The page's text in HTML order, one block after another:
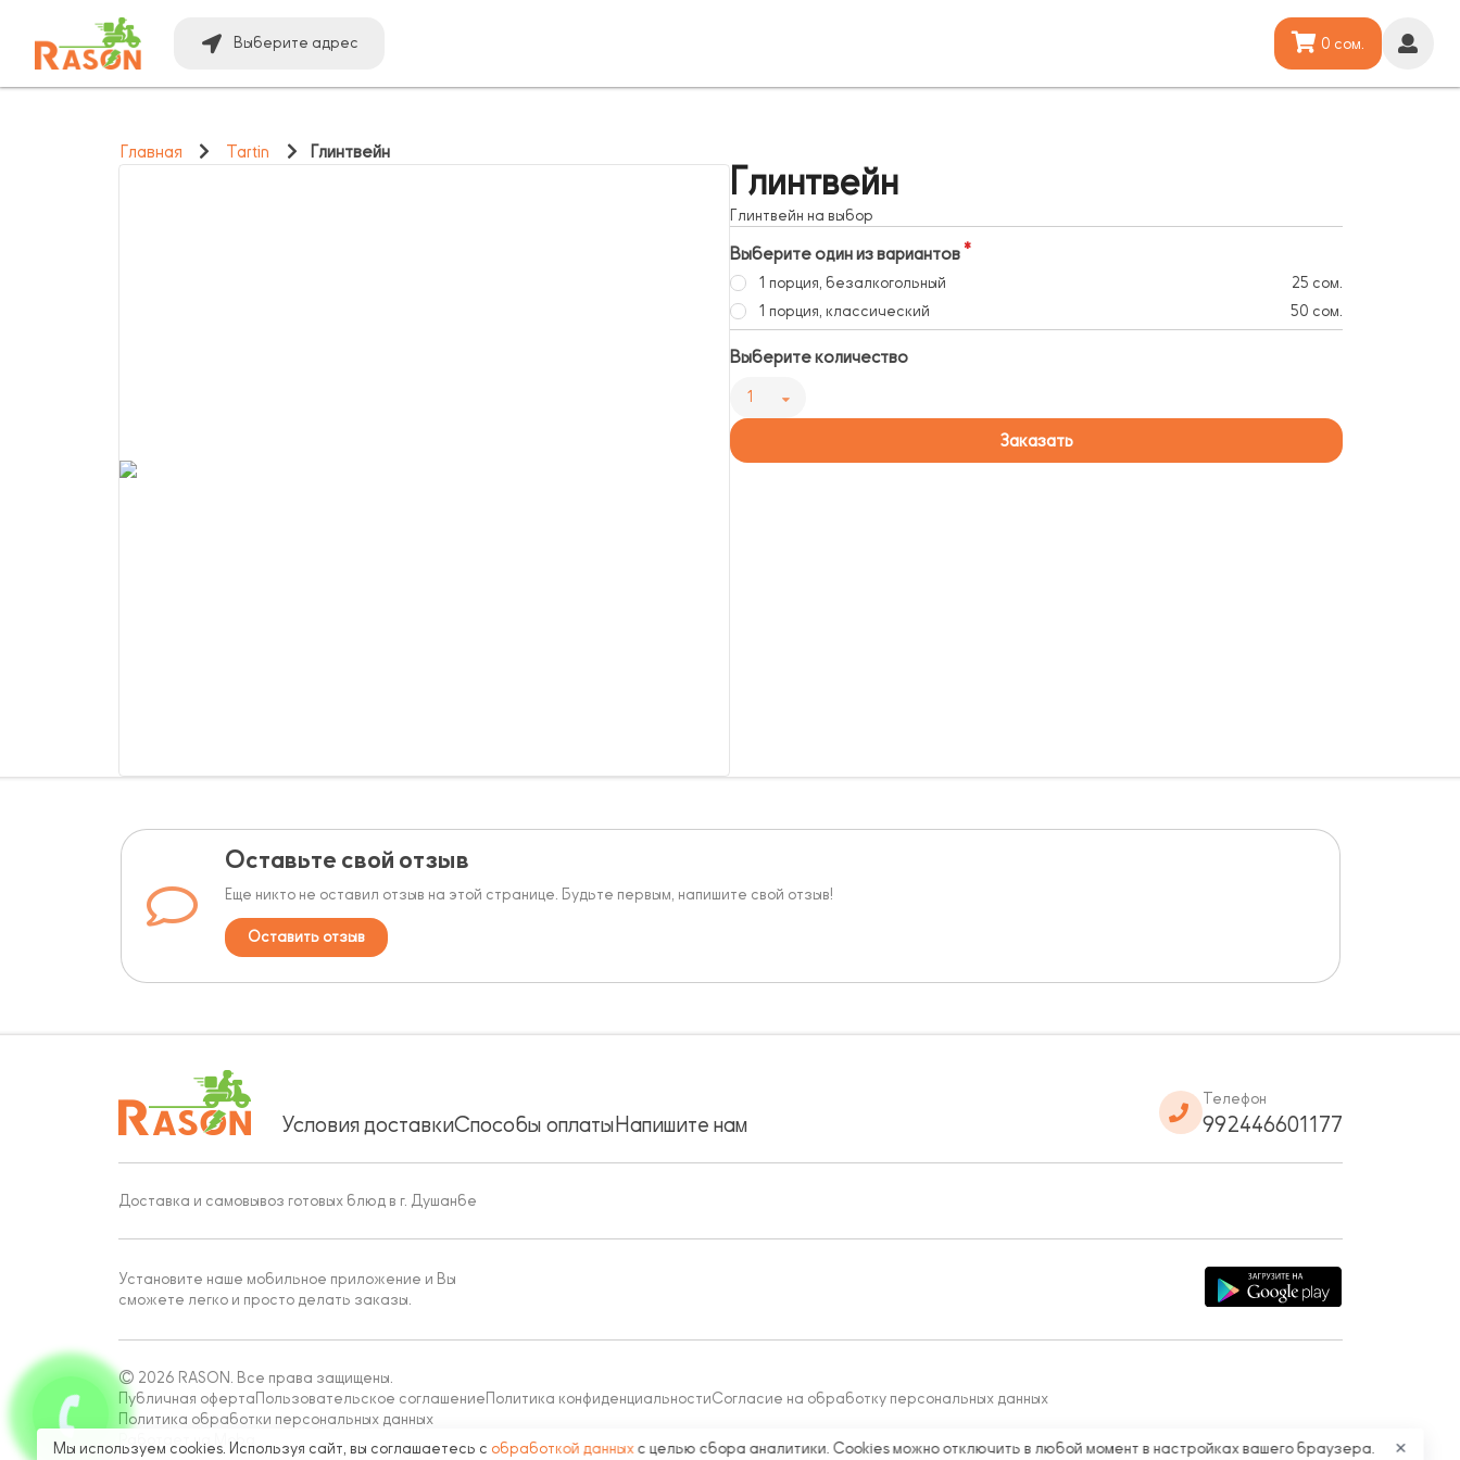
Выберите адрес 0 сом.
Главная Tartin Глинтвейн
Глинтвейн
Глинтвейн на выбор
Выберите один из вариантов
1 порция, безалкогольный
25 сом.
1 порция, классический
50 сом.
Выберите количество
1
Заказать
Оставьте свой отзыв
Еще никто не оставил отзыв на этой странице. Будьте первым, напишите свой отзыв!
Оставить отзыв
Условия доставкиСпособы оплатыНапишите нам
Телефон
992446601177
Доставка и самовывоз готовых блюд в г. Душанбе
Установите наше мобильное приложение и Вы
сможете легко и просто делать заказы.
© 2026 RASON. Все права защищены.
Публичная оферта Пользовательское соглашение Политика конфиденциальностиСогласие на обработку персональных данных
Политика обработки персональных данных
Работает на Moba
Мы используем cookies. Используя сайт, вы соглашаетесь с обработкой данных с целью сбора аналитики. Cookies можно отключить в любой момент в настройках вашего браузера. ✕